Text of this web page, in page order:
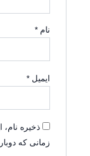
نام *
ایمیل *
ذخیره
زمانی که